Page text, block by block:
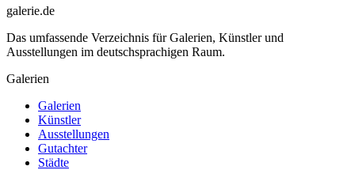
galerie.de
Das umfassende Verzeichnis für Galerien, Künstler und
Ausstellungen im deutschsprachigen Raum.
Galerien
Galerien
Künstler
Ausstellungen
Gutachter
Städte